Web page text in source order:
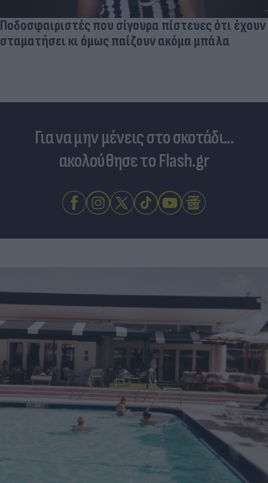
Ποδοσφαιριστές που σίγουρα πίστευες ότι έχουν
σταματήσει κι όμως παίζουν ακόμα μπάλα
Για να μην μένεις στο σκοτάδι...
ακολούθησε το Flash.gr